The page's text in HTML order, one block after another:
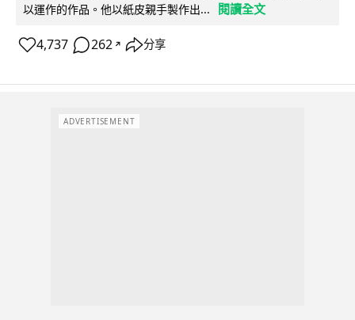
以運作的作品。他以紙皮親手製作出...
閱讀全文
4,737 262 ↗ 分享
ADVERTISEMENT